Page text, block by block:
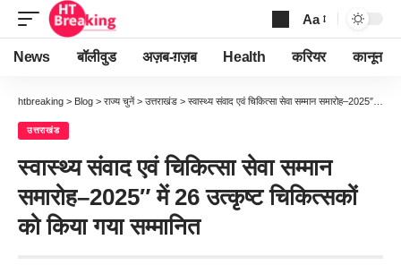
Font
Resizer
Aa
News बॉलीवुड अज़ब-ग़ज़ब Health करियर कानून
htbreaking > Blog > राज्य चुनें > उत्तराखंड > स्वास्थ्य संवाद एवं चिकित्सा सेवा सम्मान समारोह–2025″ में 26 उत्कृष्ट चिकित्सकों को किया गया सम्मानित
उत्तराखंड
स्वास्थ्य संवाद एवं चिकित्सा सेवा सम्मान
समारोह–2025″ में 26 उत्कृष्ट चिकित्सकों
को किया गया सम्मानित